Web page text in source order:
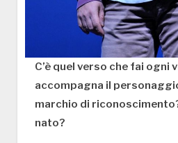
C’è quel verso che fai ogni
accompagna il
marchio di
nato?